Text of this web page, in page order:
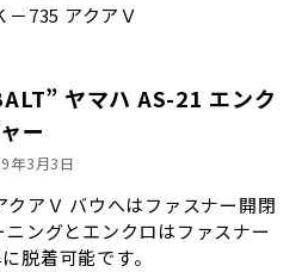
735 アクアＶ
ヤマハ AS-21 エンク
ー
年3月3日
アＶ バウへはファスナー開閉
ングとエンクロはファスナー
脱着可能です。